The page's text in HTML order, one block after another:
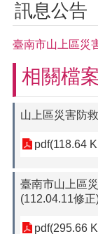
訊息公告
臺南市山上區災
相關檔
山上區災害防
pdf(118.64
臺南市山上區
(112.04.11修正
pdf(295.66